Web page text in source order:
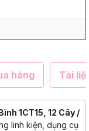
hàng Tài
1CT15, 12 Cây /
linh kiện, dụng cụ